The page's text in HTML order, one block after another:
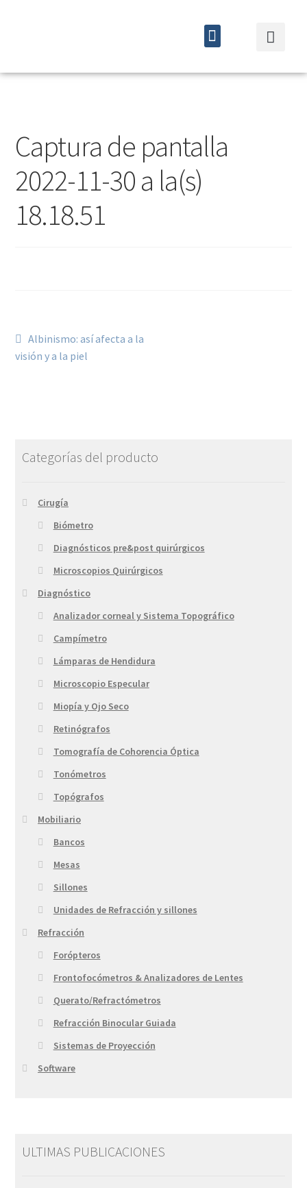
Captura de pantalla
2022-11-30 a la(s)
18.18.51
Albinismo: así afecta a la
visión y a la piel
Categorías del producto
Cirugía
Biómetro
Diagnósticos pre&post quirúrgicos
Microscopios Quirúrgicos
Diagnóstico
Analizador corneal y Sistema Topográfico
Campímetro
Lámparas de Hendidura
Microscopio Especular
Miopía y Ojo Seco
Retinógrafos
Tomografía de Cohorencia Óptica
Tonómetros
Topógrafos
Mobiliario
Bancos
Mesas
Sillones
Unidades de Refracción y sillones
Refracción
Forópteros
Frontofocómetros & Analizadores de Lentes
Querato/Refractómetros
Refracción Binocular Guiada
Sistemas de Proyección
Software
ULTIMAS PUBLICACIONES